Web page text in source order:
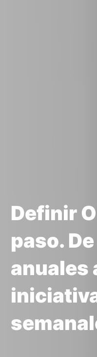
Definir
paso.
anuales